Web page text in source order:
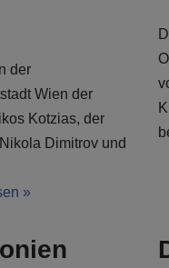
der
Wien der
Kotzias, der
Dimitrov und
»